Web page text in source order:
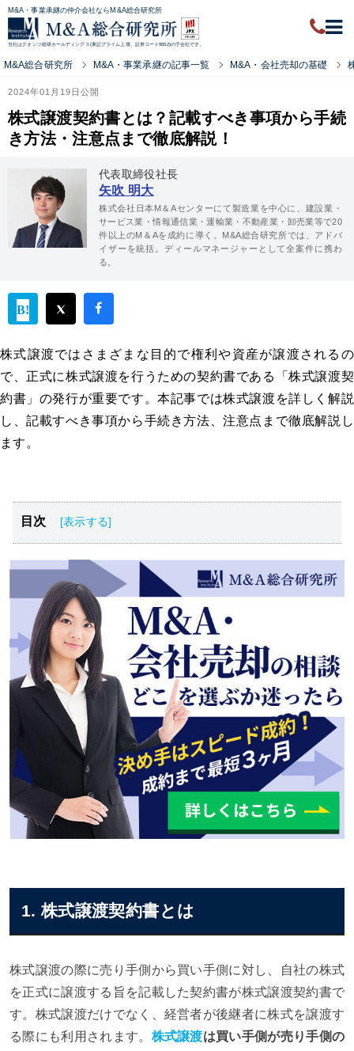
M&A・事業承継の仲介会社ならM&A総合研究所
当社はクオンツ総研ホールディングス(東証プライム上場、証券コード9552)の子会社です。
M&A総合研究所 M&A・事業承継の記事一覧 M&A・会社売却の基礎
2024年01月19日公開
株式譲渡契約書とは？記載すべき事項から手続
き方法・注意点まで徹底解説！
代表取締役社長
矢吹 明大
株式会社日本M＆Aセンターにて製造業を中心に、建設業・
サービス業・情報通信業・運輸業・不動産業・卸売業等で20
件以上のM＆Aを成約に導く。M&A総合研究所では、アドバ
イザーを統括。ディールマネージャーとして全案件に携わ
る。
株式譲渡ではさまざまな目的で権利や資産が譲渡されるの
で、正式に株式譲渡を行うための契約書である「株式譲渡契
約書」の発行が重要です。本記事では株式譲渡を詳しく解説
し、記載すべき事項から手続き方法、注意点まで徹底解説し
ます。
目次
株式譲渡契約書とは
株式譲渡契約書に記載すべき事項
株式譲渡契約を行うメリット・デメリット
株式譲渡契約書は無償での譲渡時にも作成する
株式譲渡契約書作成時の手続き方法
株式譲渡契約書作成時の注意点
株式譲渡契約書は細心の注意を払って作成しよう
1. 株式譲渡契約書とは
株式譲渡の際に売り手側から買い手側に対し、自社の株式
を正式に譲渡する旨を記載した契約書が株式譲渡契約書で
す。株式譲渡だけでなく、経営者が後継者に株式を譲渡す
る際にも利用されます。 株式譲渡は買い手側が売り手側の